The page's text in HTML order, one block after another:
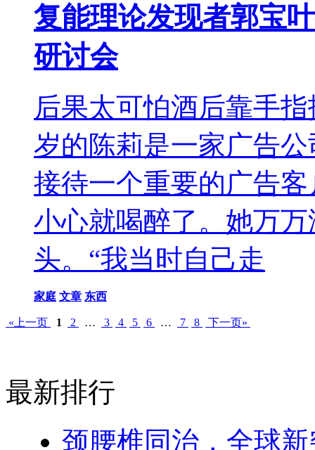
复能理论发现者郭宝
研讨会
后果太可怕酒后靠手
岁的陈莉是一家广告
接待一个重要的广告
小心就喝醉了。她万
头。“我当时自己走
家庭 文章 东西
«上一页 1 2 … 3 4 5 6 … 7 8 下一页»
最新排行
颈腰椎同治，全球